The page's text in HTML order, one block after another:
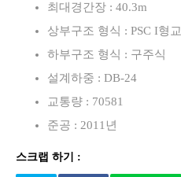
최대경간장 : 40.3m
상부구조 형식 : PSC I형교
하부구조 형식 : 구주식
설계하중 : DB-24
교통량 : 70581
준공 : 2011년
스크랩 하기 :